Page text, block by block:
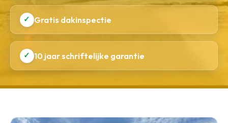
✓ Gratis dakinspectie
✓ 10 jaar schriftelijke garantie